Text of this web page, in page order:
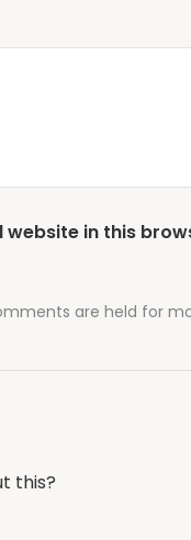
are held for
website in this
this?